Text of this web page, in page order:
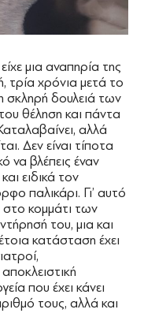
μια αναπηρία της
τρία χρόνια μετά το
σκληρή δουλειά των
θέληση και πάντα
αλλά
Δεν είναι τίποτα
να βλέπεις έναν
ειδικά τον
παλικάρι. Γι’ αυτό
στο κομμάτι των
του, μια και
κατάσταση έχει
που έχει κάνει
τους, αλλά και